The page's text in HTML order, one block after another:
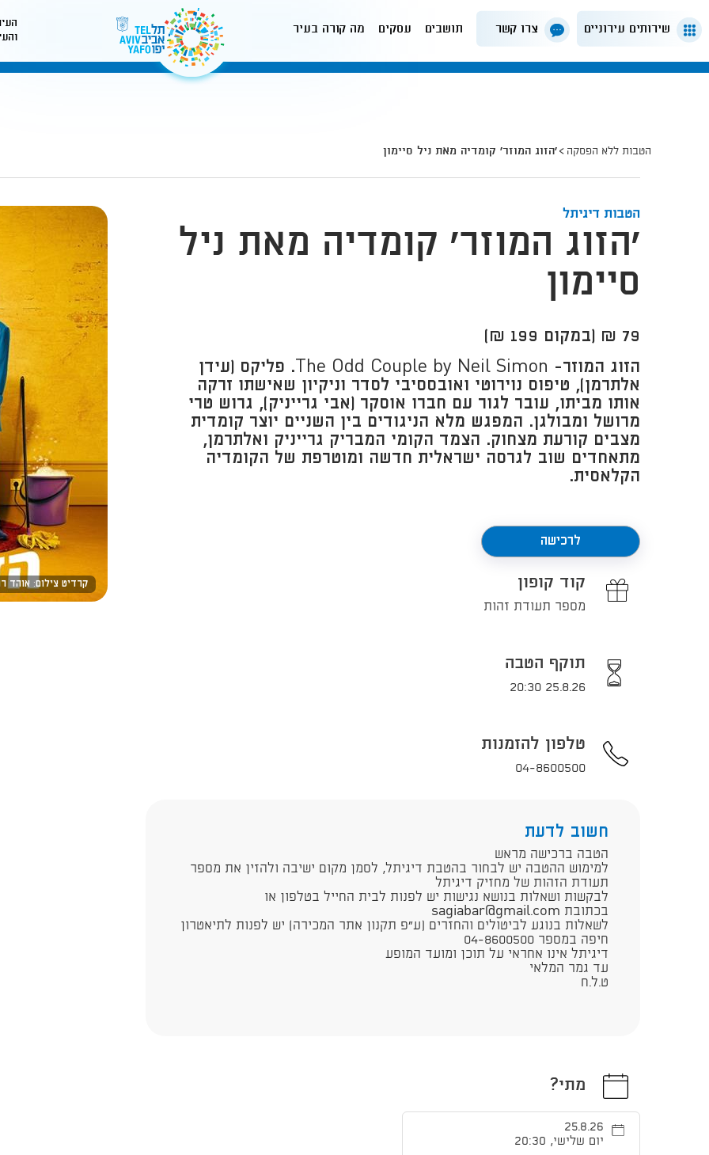
שירותים עירוניים צרו קשר תושבים עסקים מה קורה בעיר
הטבות ללא הפסקה 'הזוג המוזר' קומדיה מאת ניל סיימון
קרדיט צילום: אוהד
הטבות דיגיתל
'הזוג המוזר' קומדיה מאת ניל
סיימון
79 ₪ (במקום 199 ₪)
הזוג המוזר- The Odd Couple by Neil Simon. פליקס (עידן
אלתרמן), טיפוס נוירוטי ואובססיבי לסדר וניקיון שאישתו זרקה
אותו מביתו, עובר לגור עם חברו אוסקר (אבי גרייניק), גרוש טרי
מרושל ומבולגן. המפגש מלא הניגודים בין השניים יוצר קומדית
מצבים קורעת מצחוק. הצמד הקומי המבריק גרייניק ואלתרמן,
מתאחדים שוב לגרסה ישראלית חדשה ומוטרפת של הקומדיה
הקלאסית.​
לרכישה
קוד קופון
מספר תעודת זהות
תוקף הטבה
25.8.26 20:30
טלפון להזמנות
04-8600500
חשוב לדעת
הטבה ברכישה מראש
למימוש ההטבה יש לבחור בהטבת דיגיתל, לסמן מקום ישיבה ו​​להזין את מספר
תעודת הזהות של מחזיק דיגיתל
לבקשות ושאלות בנושא נגישות יש לפנות לבית החייל בטלפון או
בכתובת sagiabar@gmail.com​
לשאלות בנוגע לביטולים והחזרים (ע"פ תקנון אתר המכירה) יש לפנות לתיאטרון
חיפה במספר 04-8600500
דיגיתל אינו אחראי על תוכן ומועד המופע
עד גמר המלאי
ט.ל.ח
מתי?
25.8.26
יום שלישי, 20:30